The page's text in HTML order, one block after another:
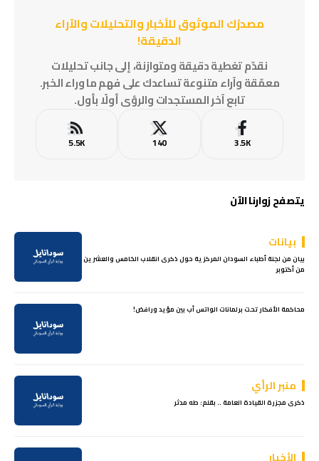
مصدرُك الموثوق للأخبار والتحليلات والآراء
الدقيقة!
نقدّم تغطية دقيقة ومتوازنة، إلى جانب تحليلات
معمّقة وآراء متنوعة تساعدك على فهم ما وراء الخبر.
تابع آخر المستجدات والرؤى أولًا بأول.
3.5K
140
5.5K
يتصفح زوارنا الآن
بيانات
بيان من لجنة أطباء السودان المركزية حول ذكرى انقلاب الخامس والعشرين
من أكتوبر
محاكمة الأفكار تحت برلمانات الواتس أب بين مؤيد ورافض!
منبر الرأي
ذكرى مجزرة القيادة العامة .. بقلم: طه مدثر
الأخبار